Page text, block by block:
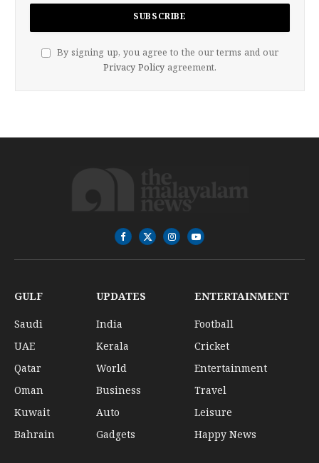
By signing up, you agree to the our terms and our
Privacy Policy agreement.
Facebook
X
(Twitter)
InstagramYouTube
GULF
Saudi
UAE
Qatar
Oman
Kuwait
Bahrain
UPDATES
India
Kerala
World
Business
Auto
Gadgets
ENTERTAINMENT
Football
Cricket
Entertainment
Travel
Leisure
Happy News